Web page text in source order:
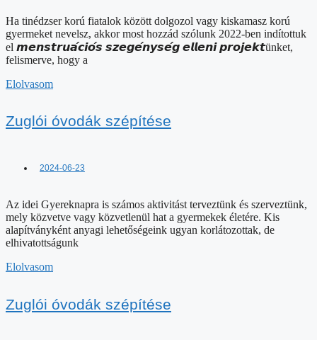
Ha tinédzser korú fiatalok között dolgozol vagy kiskamasz korú
gyermeket nevelsz, akkor most hozzád szólunk 2022-ben indítottuk
el 𝙢𝙚𝙣𝙨𝙩𝙧𝙪𝙖́𝙘𝙞𝙤́𝙨 𝙨𝙯𝙚𝙜𝙚́𝙣𝙮𝙨𝙚́𝙜 𝙚𝙡𝙡𝙚𝙣𝙞 𝙥𝙧𝙤𝙟𝙚𝙠𝙩ünket,
felismerve, hogy a
Elolvasom
Zuglói óvodák szépítése
2024-06-23
Az idei Gyereknapra is számos aktivitást terveztünk és szerveztünk,
mely közvetve vagy közvetlenül hat a gyermekek életére. Kis
alapítványként anyagi lehetőségeink ugyan korlátozottak, de
elhivatottságunk
Elolvasom
Zuglói óvodák szépítése